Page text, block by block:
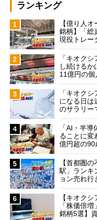
ランキング
1
【億り人
銘柄】「総
現役トレー
2
「キオク
し続けるか
11億円の個
3
「キオク
になる日は
のサラリー
4
「AI・半導
ることに変
億円超の90
5
【首都圏
駅」ランキ
ョン売れ行
6
【キオク
「株価倍
銘柄5選】